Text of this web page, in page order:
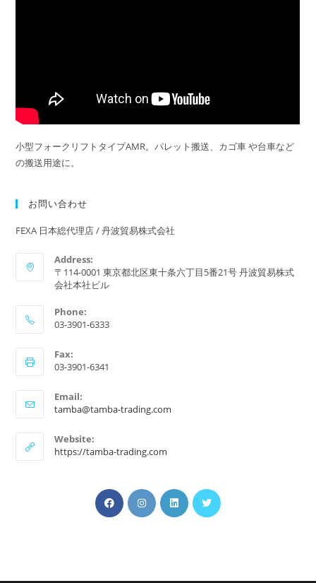
小型フォークリフトタイプAMR。パレット搬送、カゴ車 や台車など
の搬送用途に。
お問い合わせ
FEXA 日本総代理店 / 丹波貿易株式会社
Address:
〒114-0001 東京都北区東十条六丁目5番21号 丹波貿易株式
会社本社ビル
Phone:
03-3901-6333
Fax:
03-3901-6341
Email:
tamba@tamba-trading.com
ン
で
Website:
https://tamba-trading.com
新
し
新
し
新
し
新